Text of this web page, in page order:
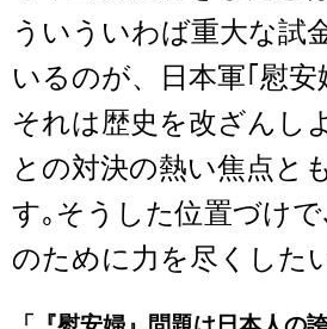
ういういわば重大な試
いるのが、日本軍｢慰安
それは歴史を改ざんし
との対決の熱い焦点と
す｡そうした位置づけ
のために力を尽くした